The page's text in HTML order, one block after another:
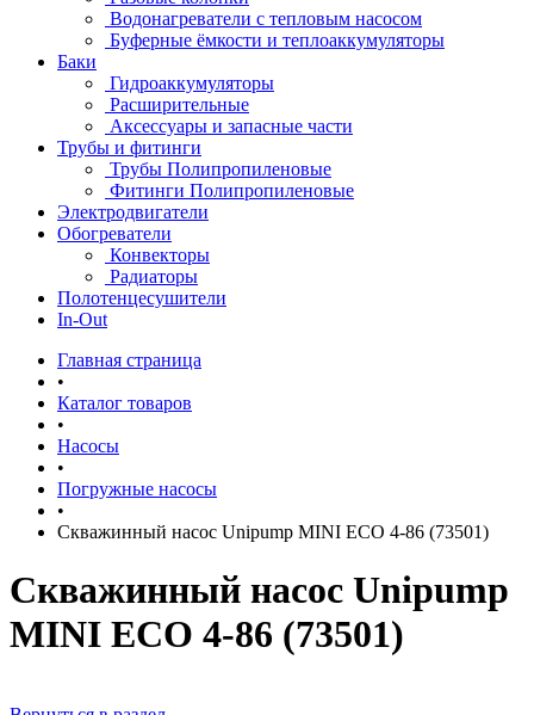
Водонагреватели с тепловым насосом
Буферные ёмкости и теплоаккумуляторы
Баки
Гидроаккумуляторы
Расширительные
Аксессуары и запасные части
Трубы и фитинги
Трубы Полипропиленовые
Фитинги Полипропиленовые
Электродвигатели
Обогреватели
Конвекторы
Радиаторы
Полотенцесушители
In-Out
Главная страница
•
Каталог товаров
•
Насосы
•
Погружные насосы
•
Скважинный насос Unipump MINI ECO 4-86 (73501)
Скважинный насос Unipump
MINI ECO 4-86 (73501)